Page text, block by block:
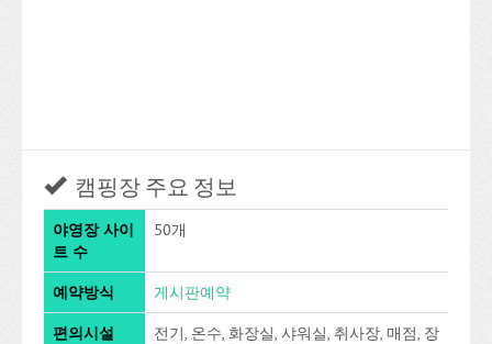
캠핑장 주요 정보
야영장 사이
트 수
50개
예약방식 게시판예약
편의시설
전기, 온수, 화장실, 샤워실, 취사장, 매점, 장